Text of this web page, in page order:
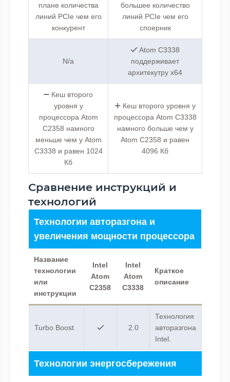
плане количества
линий PCIe чем его
конкурент
большее количество
линий PCIe чем его
споерник
N/a
Atom C3338
поддерживает
архитекутру x64
Кеш второго
уровня у
процессора Atom
C2358 намного
меньше чем у Atom
C3338 и равен 1024
Кб
Кеш второго уровня у
процессора Atom C3338
намного больше чем у
Atom C2358 и равен
4096 Кб
Сравнение инструкций и
технологий
Технологии авторазгона и
увеличения мощности процессора
Название
технологии
или
инструкции
Intel
Atom
C2358
Intel
Atom
C3338
Краткое
описание
Turbo Boost 2.0
Технология
авторазгона
Intel.
Технологии энергосбережения